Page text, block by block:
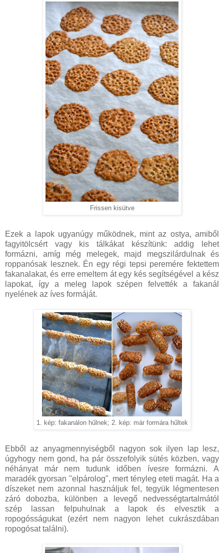
Frissen kisütve
Ezek a lapok ugyanúgy működnek, mint az ostya, amiből
fagyitölcsért vagy kis tálkákat készítünk: addig lehet
formázni, amíg még melegek, majd megszilárdulnak és
roppanósak lesznek. Én egy régi tepsi peremére fektettem
fakanalakat, és erre emeltem át egy kés segítségével a kész
lapokat, így a meleg lapok szépen felvették a fakanál
nyelének az íves formáját.
1. kép: fakanálon hűlnek; 2. kép: már formára hűltek
Ebből az anyagmennyiségből nagyon sok ilyen lap lesz,
úgyhogy nem gond, ha pár összefolyik sütés közben, vagy
néhányat már nem tudunk időben ívesre formázni. A
maradék gyorsan "elpárolog", mert tényleg eteti magát. Ha a
díszeket nem azonnal használjuk fel, tegyük légmentesen
záró dobozba, különben a levegő nedvességtartalmától
szép lassan felpuhulnak a lapok és elvesztik a
ropogósságukat (ezért nem nagyon lehet cukrászdában
ropogósat találni).